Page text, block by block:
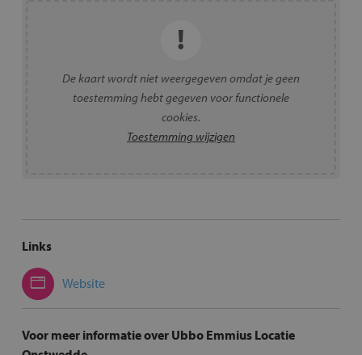
De kaart wordt niet weergegeven omdat je geen
toestemming hebt gegeven voor functionele
cookies.
Toestemming wijzigen
Links
Website
Voor meer informatie over Ubbo Emmius Locatie